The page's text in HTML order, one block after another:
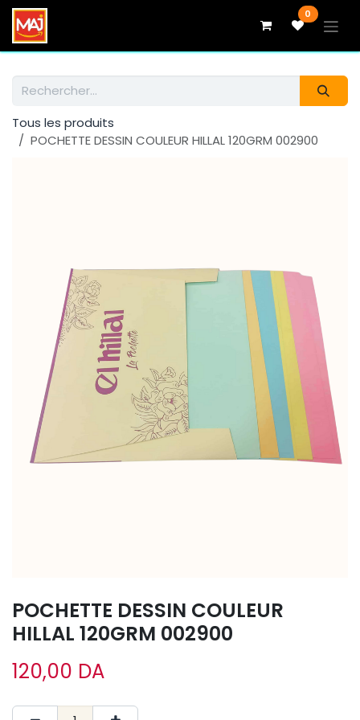
Se rendre au contenu 0
Tous les produits
POCHETTE DESSIN COULEUR HILLAL 120GRM 002900
POCHETTE DESSIN COULEUR
HILLAL 120GRM 002900
120,00 DA